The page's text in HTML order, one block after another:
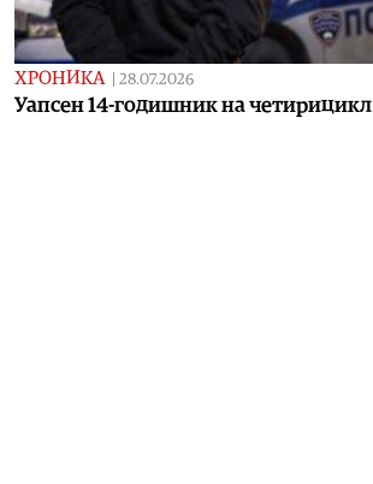
ХРОНИКА 28.07.2026
Уапсен 14-годишник на четирицикл